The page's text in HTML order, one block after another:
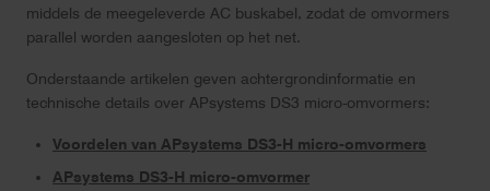
middels de meegeleverde AC buskabel, zodat de omvormers
parallel worden aangesloten op het net.
Onderstaande artikelen geven achtergrondinformatie en
technische details over APsystems DS3 micro-omvormers:
Voordelen van APsystems DS3-H micro-omvormers
APsystems DS3-H micro-omvormer